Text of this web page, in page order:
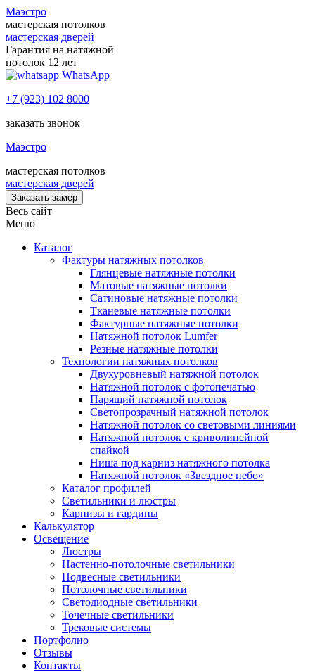
Маэстро
мастерская потолков
мастерская дверей
Гарантия на натяжной
потолок 12 лет
WhatsApp
+7 (923) 102 8000
заказать звонок
Маэстро
мастерская потолков
мастерская дверей
Заказать замер
Весь сайт
Меню
Каталог
Фактуры натяжных потолков
Глянцевые натяжные потолки
Матовые натяжные потолки
Сатиновые натяжные потолки
Тканевые натяжные потолки
Фактурные натяжные потолки
Натяжной потолок Lumfer
Резные натяжные потолки
Технологии натяжных потолков
Двухуровневый натяжной потолок
Натяжной потолок с фотопечатью
Парящий натяжной потолок
Светопрозрачный натяжной потолок
Натяжной потолок со световыми линиями
Натяжной потолок с криволинейной
спайкой
Ниша под карниз натяжного потолка
Натяжной потолок «Звездное небо»
Каталог профилей
Светильники и люстры
Карнизы и гардины
Калькулятор
Освещение
Люстры
Настенно-потолочные светильники
Подвесные светильники
Потолочные светильники
Светодиодные светильники
Точечные светильники
Трековые системы
Портфолио
Отзывы
Контакты